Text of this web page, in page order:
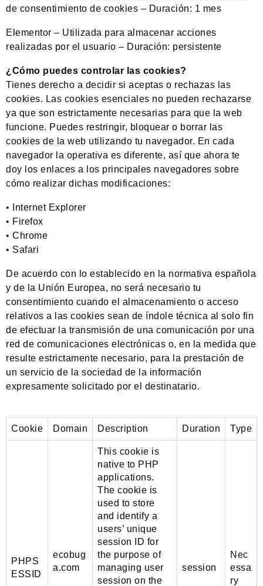
de consentimiento de cookies – Duración: 1 mes
Elementor – Utilizada para almacenar acciones
realizadas por el usuario – Duración: persistente
¿Cómo puedes controlar las cookies?
Tienes derecho a decidir si aceptas o rechazas las
cookies. Las cookies esenciales no pueden rechazarse
ya que son estrictamente necesarias para que la web
funcione. Puedes restringir, bloquear o borrar las
cookies de la web utilizando tu navegador. En cada
navegador la operativa es diferente, así que ahora te
doy los enlaces a los principales navegadores sobre
cómo realizar dichas modificaciones:
• Internet Explorer
• Firefox
• Chrome
• Safari
De acuerdo con lo establecido en la normativa española
y de la Unión Europea, no será necesario tu
consentimiento cuando el almacenamiento o acceso
relativos a las cookies sean de índole técnica al solo fin
de efectuar la transmisión de una comunicación por una
red de comunicaciones electrónicas o, en la medida que
resulte estrictamente necesario, para la prestación de
un servicio de la sociedad de la información
expresamente solicitado por el destinatario.
Cookie Domain Description Duration Type
PHPS
ESSID
ecobug
a.com
This cookie is
native to PHP
applications.
The cookie is
used to store
and identify a
users’ unique
session ID for
the purpose of
managing user
session on the
session
Nec
essa
ry